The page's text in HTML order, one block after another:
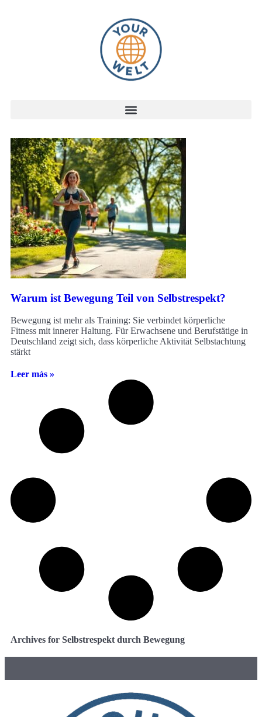
Warum ist Bewegung Teil von Selbstrespekt?
Bewegung ist mehr als Training: Sie verbindet körperliche
Fitness mit innerer Haltung. Für Erwachsene und Berufstätige in
Deutschland zeigt sich, dass körperliche Aktivität Selbstachtung
stärkt
Leer más »
Archives for Selbstrespekt durch Bewegung